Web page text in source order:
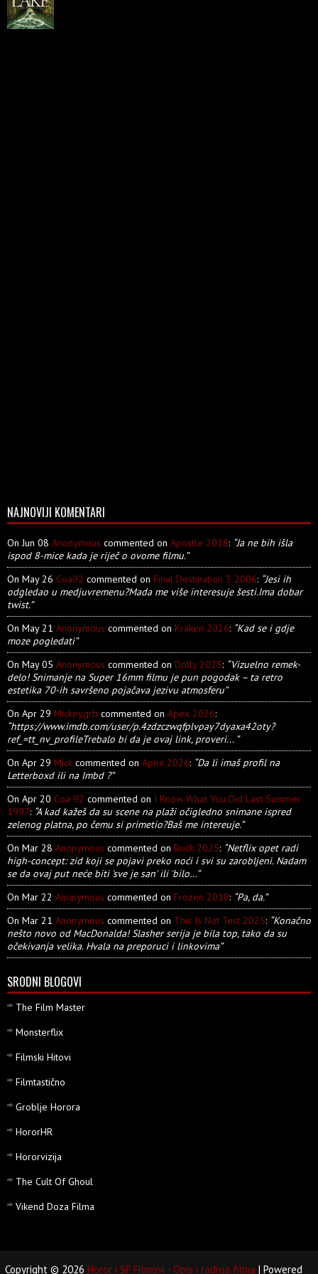
NAJNOVIJI KOMENTARI
On Jun 08 Anonymous commented on Apostle 2018: “Ja ne bih išla
ispod 8-mice kada je riječ o ovome filmu.”
On May 26 Coa92 commented on Final Destination 3 2006: “Jesi ih
odgledao u medjuvremenu?Mada me više interesuje šesti.Ima dobar
twist.”
On May 21 Anonymous commented on Kraken 2026: “Kad se i gdje
moze pogledati”
On May 05 Anonymous commented on Dolly 2025: “Vizuelno remek-
delo! Snimanje na Super 16mm filmu je pun pogodak – ta retro
estetika 70-ih savršeno pojačava jezivu atmosferu”
On Apr 29 Mickeygrb commented on Apex 2026:
“https://www.imdb.com/user/p.4zdzczwqfplvpay7dyaxa42oty?
ref_=tt_nv_profileTrebalo bi da je ovaj link, proveri... ”
On Apr 29 Mick commented on Apex 2026: “Da li imaš profil na
Letterboxd ili na Imbd ?”
On Apr 20 Coa 92 commented on I Know What You Did Last Summer
1997: “A kad kažeš da su scene na plaži očigledno snimane ispred
zelenog platna, po čemu si primetio?Baš me intereuje.”
On Mar 28 Anonymous commented on Brick 2025: “Netflix opet radi
high-concept: zid koji se pojavi preko noći i svi su zarobljeni. Nadam
se da ovaj put neće biti 'sve je san' ili 'bilo…”
On Mar 22 Anonymous commented on Frozen 2010: “Pa, da.”
On Mar 21 Anonymous commented on This Is Not Test 2025: “Konačno
nešto novo od MacDonalda! Slasher serija je bila top, tako da su
očekivanja velika. Hvala na preporuci i linkovima”
SRODNI BLOGOVI
The Film Master
Monsterflix
Filmski Hitovi
Filmtastično
Groblje Horora
HororHR
Hororvizija
The Cult Of Ghoul
Vikend Doza Filma
Copyright © 2026 Horor i SF Filmovi - Opis i radnja filma | Powered